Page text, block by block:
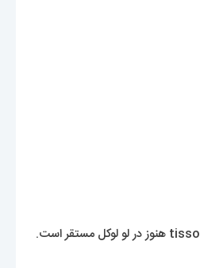
پدر و پسر tissot در ابتدا توسط تیم پدر و پسر چارلز-فلیسین tissot و چارلز-امیل tissot تاسیس شد. tissot در سال 1853 در لو لوکل سوئیس فعالیت خود را آغاز کرد و امروزه tissot هنوز در لو لوکل مستقر است.